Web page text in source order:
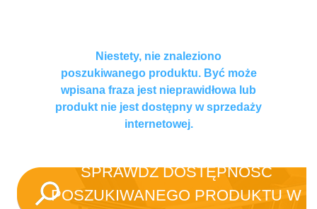
Niestety, nie znaleziono
poszukiwanego produktu. Być może
wpisana fraza jest nieprawidłowa lub
produkt nie jest dostępny w sprzedaży
internetowej.
SPRAWDŹ DOSTĘPNOŚĆ
POSZUKIWANEGO PRODUKTU W